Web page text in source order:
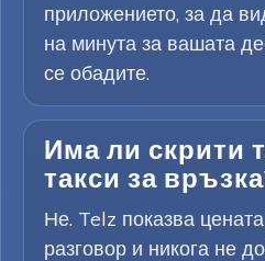
приложението, за да
на минута за вашата
се обадите.
Има ли скрити
такси за
Не. Telz показва
разговор и никога не